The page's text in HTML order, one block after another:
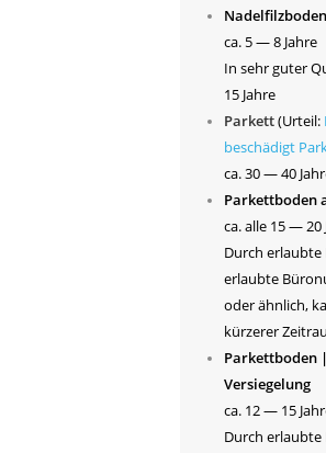
Nadelfilzboden
ca. 5 — 8 Jahre
In sehr guter
15 Jahre
Parkett(Urteil:
beschädigt
ca. 30 — 40
Parkettboden
ca. alle 15 — 20
Durch erlaubte
erlaubte
oder ähnlich,
kürzerer
Parkettboden |
Versiegelung
ca. 12 — 15
Durch erlaubte